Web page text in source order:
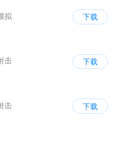
拟
下载
击
下载
击
下载